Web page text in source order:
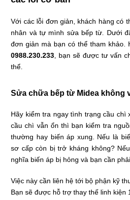
Với các lỗi đơn giản, khách hàng có
nhân và tự mình sửa bếp từ. Dưới
đơn giản mà bạn có thể tham khảo.
0988.230.233 , bạn sẽ được tư vấn
thể.
Sửa chữa bếp từ Midea không
Hãy kiểm tra ngay tình trạng cầu chì
cầu chì vẫn ổn thì bạn kiểm tra
thường hay biến áp xung. Nếu là
sơ cấp còn bị trở kháng không?
nghĩa biến áp bị hỏng và bạn cần
Việc này cần liên hệ tới bộ phận kỹ
Bạn sẽ được hỗ trợ thay thế linh kiện